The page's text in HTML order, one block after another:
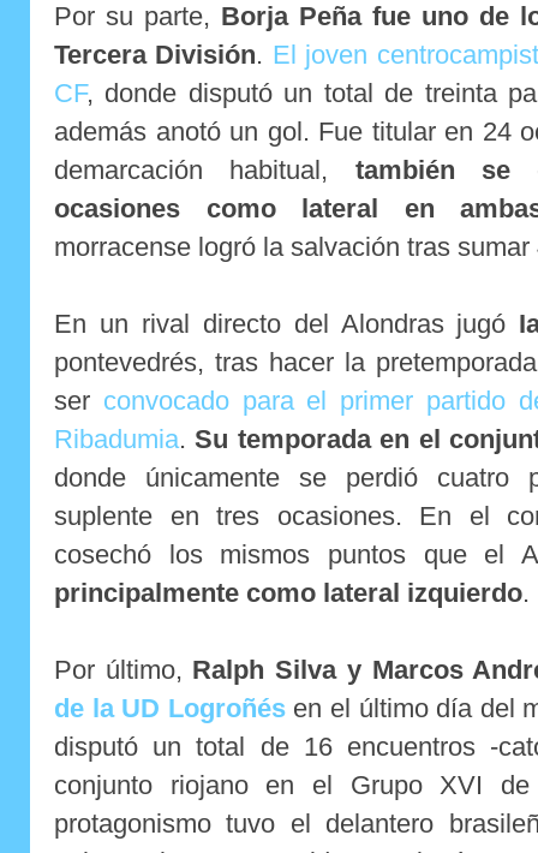
Por su parte, Borja Peña fue uno de
Tercera División. El joven
CF, donde disputó un total de treinta
además anotó un gol. Fue titular en 24
demarcación habitual, también se
ocasiones como lateral en
morracense logró la salvación tras sumar
En un rival directo del Alondras jugó
pontevedrés, tras hacer la
ser convocado para el primer partido
Ribadumia.Su temporada en el
donde únicamente se perdió cuatro
suplente en tres ocasiones. En el
cosechó los mismos puntos que el
principalmente como lateral izquierdo.
Por último, Ralph Silva y Marcos
de la UD Logroñésen el último día del
disputó un total de 16 encuentros -
conjunto riojano en el Grupo XVI de
protagonismo tuvo el delantero